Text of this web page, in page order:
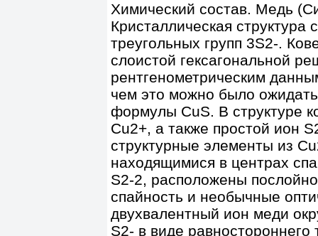
Химический состав. Медь
Кристаллическая структура
треугольных групп 3S2-.
слоистой гексагональной
рентгенометрическим
чем это можно было
формулы CuS. В структуре
Cu2+, а также простой ион
структурные элементы из
находящимися в центрах
S2-2, расположены
спайность и необычные
двухвалентный ион меди
S2- в виде